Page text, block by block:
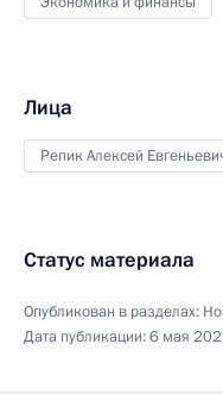
Лица
Репик Алексей
Статус материала
Опубликован в разделах:
Дата публикации:6 мая